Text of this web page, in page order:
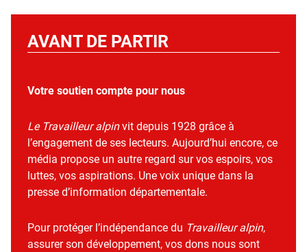
AVANT DE PARTIR
Votre soutien compte pour nous
Le Travailleur alpinvit depuis 1928 grâce à
l’engagement de ses lecteurs. Aujourd’hui encore, ce
média propose un autre regard sur vos espoirs, vos
luttes, vos aspirations. Une voix unique dans la
presse d’information départementale.
Pour protéger l’indépendance du Travailleur alpin,
assurer son développement, vos dons nous sont